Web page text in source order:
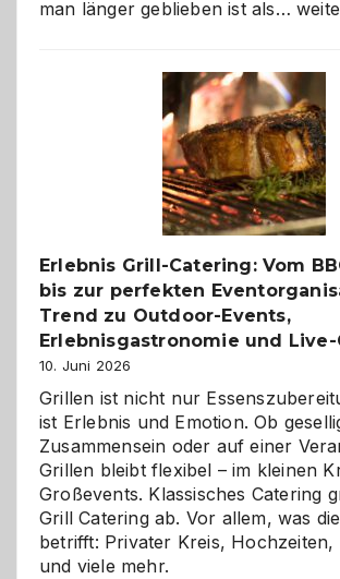
man länger geblieben ist als… Als
–
die
neue
zu
Erlebnis Grill-Catering: Vom
bis zur perfekten
Trend zu Outdoor-Events,
Erlebnisgastronomie und
10. Juni 2026
Grillen ist nicht nur
ist Erlebnis und Emotion. Ob
Zusammensein oder auf einer
Grillen bleibt flexibel – im kleinen
Großevents. Klassisches Catering
Grill Catering ab. Vor allem, was
betrifft: Privater Kreis, Hochzeiten,
und viele mehr.